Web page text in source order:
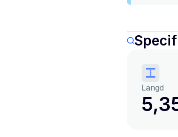
Längd